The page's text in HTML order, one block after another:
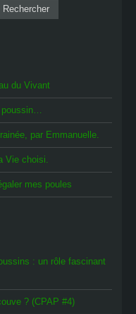
Rechercher
du Vivant
poussin…
par Emmanuelle.
Vie choisi.
mes poules
: un rôle fascinant
? (CPAP #4)